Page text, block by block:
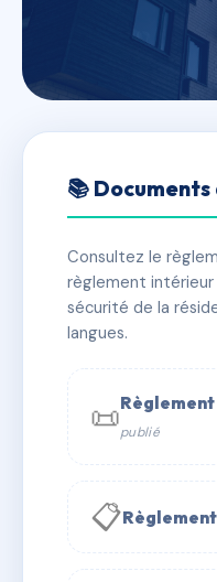
VICTOR
✓ Immatriculée 🏠
📞 Contacter
📚
Consultez le
règlement
sécurité de la
langues.
📜publié
📋